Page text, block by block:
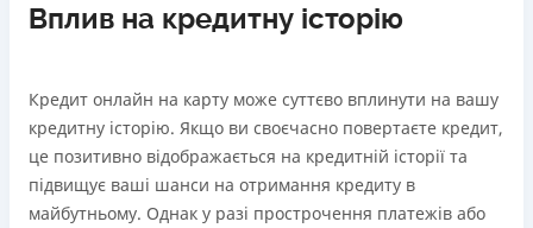
Вплив на кредитну історію
Кредит онлайн на карту може суттєво вплинути на вашу
кредитну історію. Якщо ви своєчасно повертаєте кредит,
це позитивно відображається на кредитній історії та
підвищує ваші шанси на отримання кредиту в
майбутньому. Однак у разі прострочення платежів або